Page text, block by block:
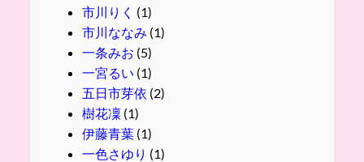
市川りく (1)
市川ななみ (1)
一条みお (5)
一宮るい (1)
五日市芽依 (2)
樹花凜(1)
伊藤青葉(1)
一色さゆり (1)